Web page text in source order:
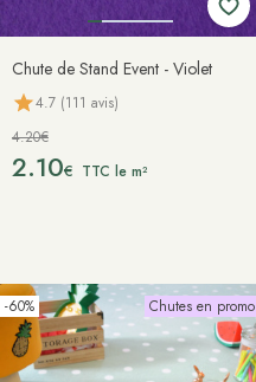
Chute de Stand Event - Violet
4.7 (111 avis)
4.20€
2.10€ TTC le m²
-60% Chutes en promo